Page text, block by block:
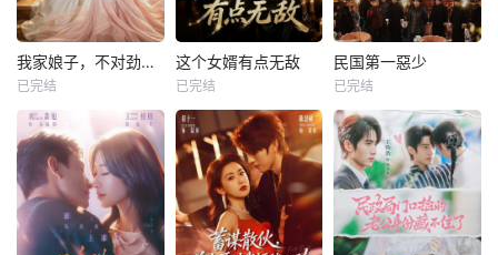
我家娘子，不对劲第四季
已完结
这个女婿有点无敌
已完结
民国第一惡少
已完结